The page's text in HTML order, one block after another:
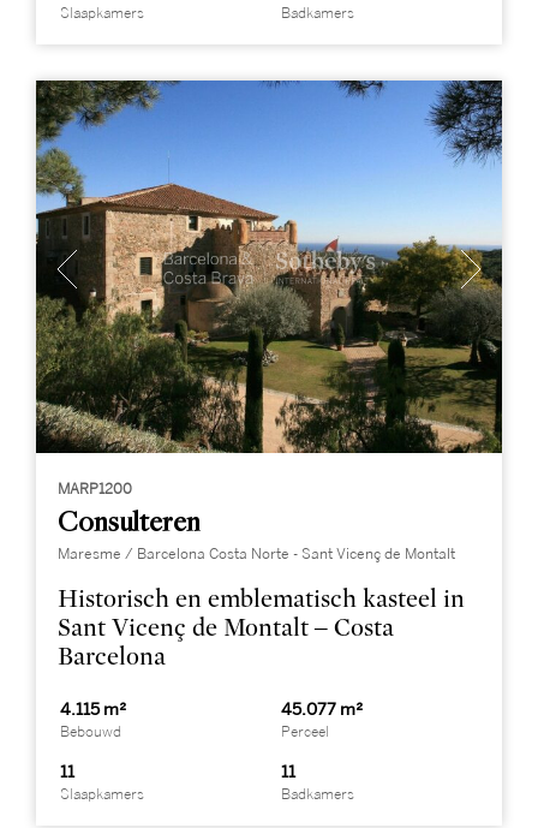
Slaapkamers Badkamers
MARP1200
Consulteren
Maresme / Barcelona Costa Norte - Sant Vicenç de Montalt
Historisch en emblematisch kasteel in
Sant Vicenç de Montalt – Costa
Barcelona
4.115 m²
Bebouwd
45.077 m²
Perceel
11
Slaapkamers
11
Badkamers